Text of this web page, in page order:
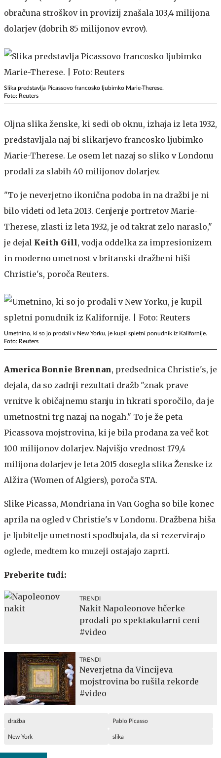
obračuna stroškov in provizij znašala 103,4 milijona
dolarjev (dobrih 85 milijonov evrov).
Slika predstavlja Picassovo francosko ljubimko Marie-Therese.
Foto: Reuters
Oljna slika ženske, ki sedi ob oknu, izhaja iz leta 1932,
predstavljala naj bi slikarjevo francosko ljubimko
Marie-Therese. Le osem let nazaj so sliko v Londonu
prodali za slabih 40 milijonov dolarjev.
"To je neverjetno ikonična podoba in na dražbi je ni
bilo videti od leta 2013. Cenjenje portretov Marie-
Therese, zlasti iz leta 1932, je od takrat zelo naraslo,"
je dejal Keith Gill, vodja oddelka za impresionizem
in moderno umetnost v britanski dražbeni hiši
Christie's, poroča Reuters.
Umetnino, ki so jo prodali v New Yorku, je kupil spletni ponudnik iz Kalifornije.
Foto: Reuters
America Bonnie Brennan, predsednica Christie's, je
dejala, da so zadnji rezultati dražb "znak prave
vrnitve k običajnemu stanju in hkrati sporočilo, da je
umetnostni trg nazaj na nogah." To je že peta
Picassova mojstrovina, ki je bila prodana za več kot
100 milijonov dolarjev. Najvišjo vrednost 179,4
milijona dolarjev je leta 2015 dosegla slika Ženske iz
Alžira (Women of Algiers), poroča STA.
Slike Picassa, Mondriana in Van Gogha so bile konec
aprila na ogled v Christie's v Londonu. Dražbena hiša
je ljubitelje umetnosti spodbujala, da si rezervirajo
oglede, medtem ko muzeji ostajajo zaprti.
Preberite tudi:
TRENDI
Nakit Napoleonove hčerke
prodali po spektakularni ceni
#video
TRENDI
Neverjetna da Vincijeva
mojstrovina bo rušila rekorde
#video
dražba Pablo Picasso
New York slika